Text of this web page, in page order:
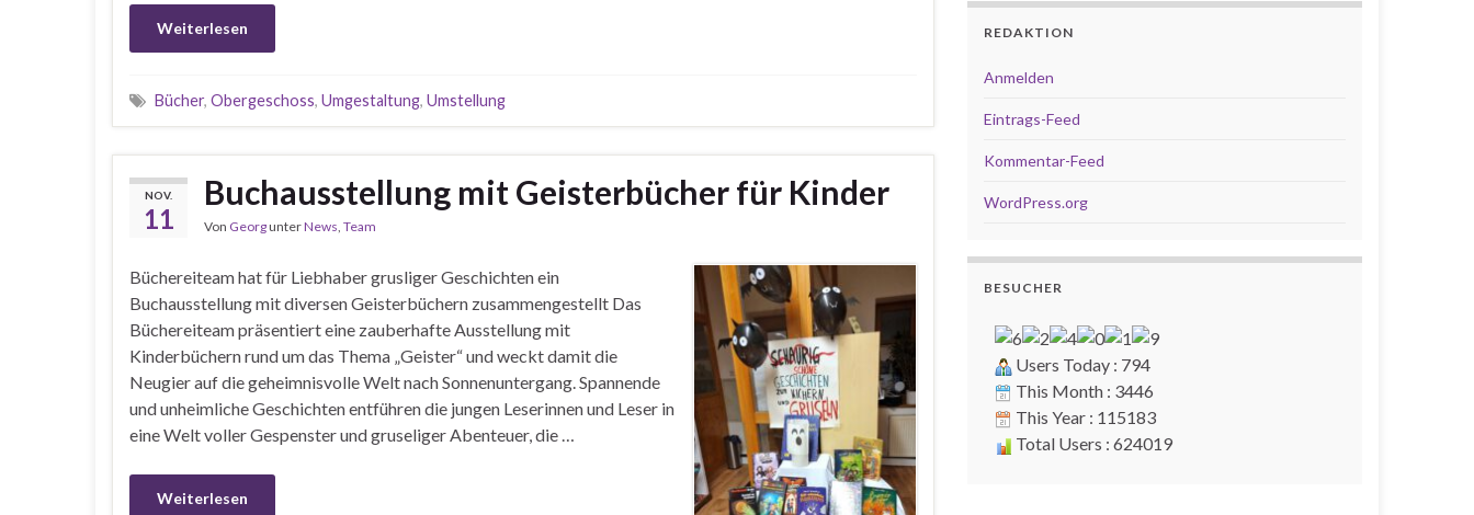
Weiterlesen
Bücher, Obergeschoss, Umgestaltung, Umstellung
NOV.
11
Buchausstellung mit Geisterbücher für Kinder
Von GeorgunterNews, Team
Büchereiteam hat für Liebhaber grusliger Geschichten ein
Buchausstellung mit diversen Geisterbüchern zusammengestellt Das
Büchereiteam präsentiert eine zauberhafte Ausstellung mit
Kinderbüchern rund um das Thema „Geister“ und weckt damit die
Neugier auf die geheimnisvolle Welt nach Sonnenuntergang. Spannende
und unheimliche Geschichten entführen die jungen Leserinnen und Leser in
eine Welt voller Gespenster und gruseliger Abenteuer, die …
Weiterlesen
REDAKTION
Anmelden
Eintrags-Feed
Kommentar-Feed
WordPress.org
BESUCHER
Users Today : 794
This Month : 3446
This Year : 115183
Total Users : 624019